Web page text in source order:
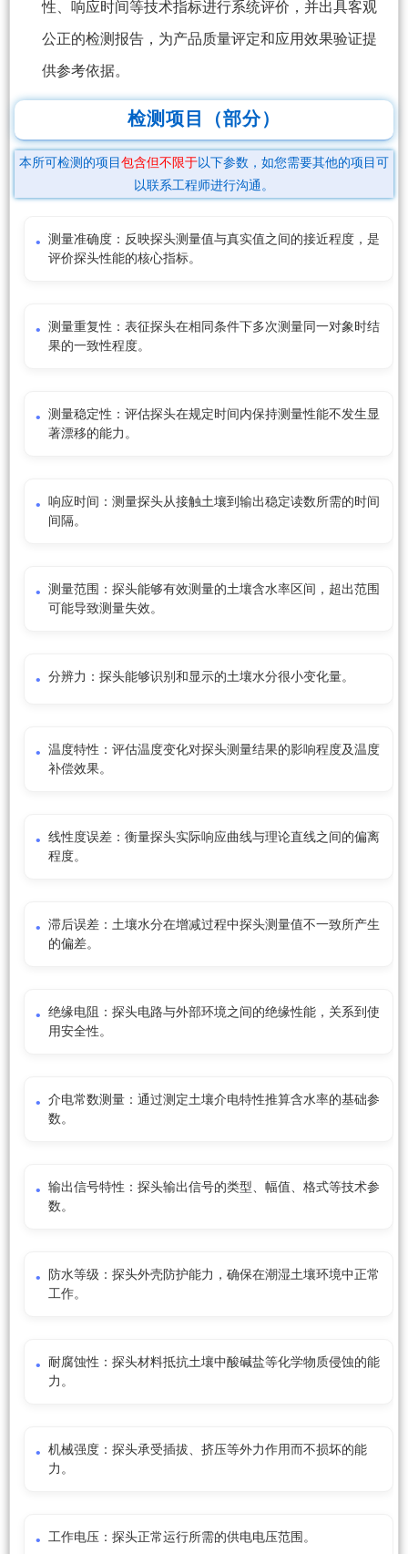
性、响应时间等技术指标进行系统评价，并出具客观
公正的检测报告，为产品质量评定和应用效果验证提
供参考依据。
检测项目（部分）
本所可检测的项目 包含但不限于以下参数，如您需要其他的项目可
以联系工程师进行沟通。
测量准确度：反映探头测量值与真实值之间的接近程度，是
评价探头性能的核心指标。
测量重复性：表征探头在相同条件下多次测量同一对象时结
果的一致性程度。
测量稳定性：评估探头在规定时间内保持测量性能不发生显
著漂移的能力。
响应时间：测量探头从接触土壤到输出稳定读数所需的时间
间隔。
测量范围：探头能够有效测量的土壤含水率区间，超出范围
可能导致测量失效。
分辨力：探头能够识别和显示的土壤水分很小变化量。
温度特性：评估温度变化对探头测量结果的影响程度及温度
补偿效果。
线性度误差：衡量探头实际响应曲线与理论直线之间的偏离
程度。
滞后误差：土壤水分在增减过程中探头测量值不一致所产生
的偏差。
绝缘电阻：探头电路与外部环境之间的绝缘性能，关系到使
用安全性。
介电常数测量：通过测定土壤介电特性推算含水率的基础参
数。
输出信号特性：探头输出信号的类型、幅值、格式等技术参
数。
防水等级：探头外壳防护能力，确保在潮湿土壤环境中正常
工作。
耐腐蚀性：探头材料抵抗土壤中酸碱盐等化学物质侵蚀的能
力。
机械强度：探头承受插拔、挤压等外力作用而不损坏的能
力。
工作电压：探头正常运行所需的供电电压范围。